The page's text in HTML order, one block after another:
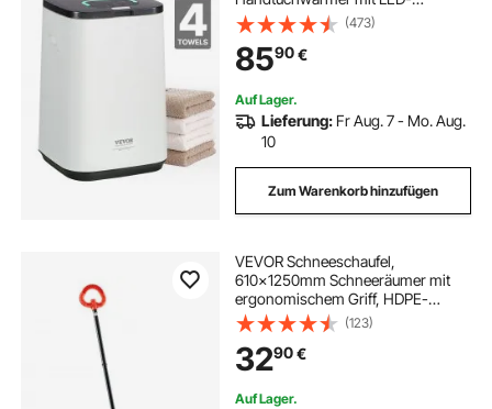
Bildschirm und U-förmiger
Kontrollleuchte, intelligenter
Handtuchwärmer mit einstellbarem
Timer für Badezimmer, Bademantel,
Decke und Pyjama, automatische
Abschaltung, weiß
(473)
8590€
Auf Lager.
Lieferung: Fr Aug. 7 - Mo. Aug.
10
Zum Warenkorb hinzufügen
VEVOR Schneeschaufel,
610x1250mm Schneeräumer mit
ergonomischem Griff, HDPE-
Schaufelblatt,
Schneeräumwerkzeug, tragbarer
Schneeschieber zum Reinigen von
Einfahrten, Treppen und Gehwegen
(123)
3290€
Auf Lager.